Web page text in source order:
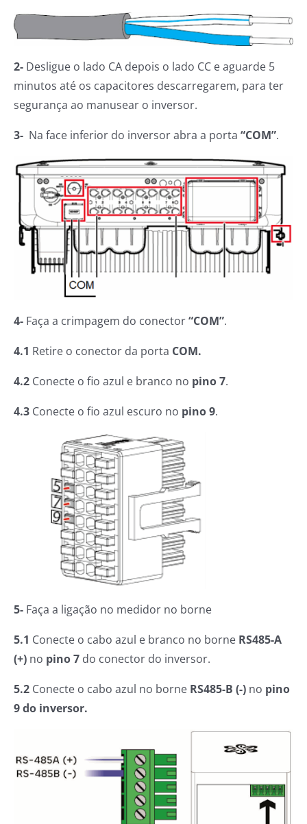
2- Desligue o lado CA depois o lado CC e aguarde 5
minutos até os capacitores descarregarem, para ter
segurança ao manusear o inversor.
3- Na face inferior do inversor abra a porta “COM”.
4- Faça a crimpagem do conector“COM”.
4.1 Retire o conector da porta COM.
4.2 Conecte o fio azul e branco no pino 7.
4.3 Conecte o fio azul escuro no pino 9.
5- Faça a ligação no medidor no borne
5.1 Conecte o cabo azul e branco no borne RS485-A
(+) no pino 7 do conector do inversor.
5.2 Conecte o cabo azul no borne RS485-B (-) no pino
9 do inversor.